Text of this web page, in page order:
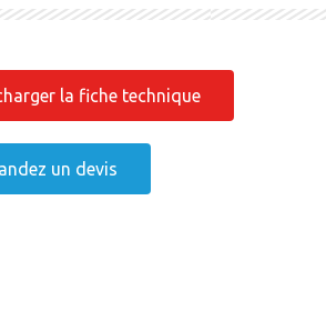
la fiche technique
un devis